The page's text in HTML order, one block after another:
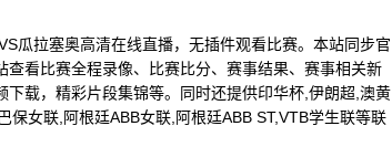
瓜拉塞奥高清在线直播，无插件观看比赛。本站同步官
看比赛全程录像、比赛比分、赛事结果、赛事相关新
载，精彩片段集锦等。同时还提供印华杯,伊朗超,澳黄
女联,阿根廷ABB女联,阿根廷ABB ST,VTB学生联等联